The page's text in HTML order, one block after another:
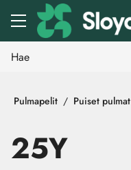
Siirry pääsisältöön
Pulmapelit Puiset pulmat
25Y